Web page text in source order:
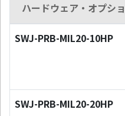
ハードウェア・オプシ
SWJ-PRB-MIL20-10HP
SWJ-PRB-MIL20-20HP